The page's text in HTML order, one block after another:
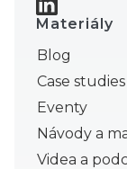
Materiály
Blog
Case studies
Eventy
Návody a
Videa a